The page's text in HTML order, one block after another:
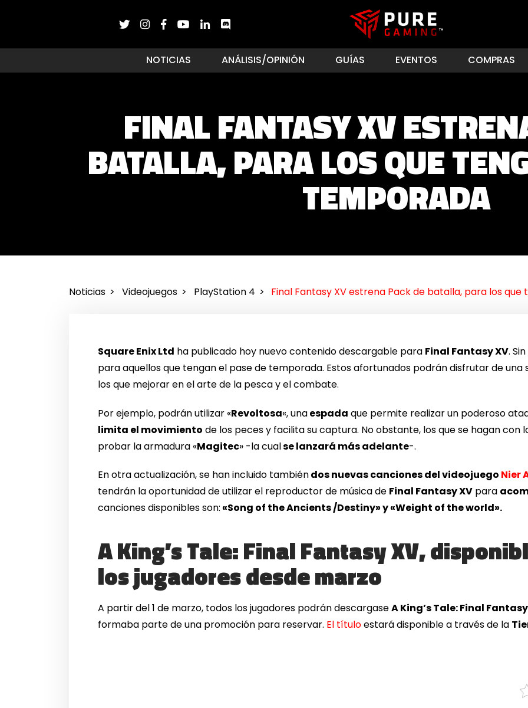
NOTICIAS ANÁLISIS/OPINIÓN GUÍAS EVENTOS COMPRAS
FINAL FANTASY XV
BATALLA, PARA LOS QUE
TEMPORADA
Noticias Videojuegos PlayStation 4 Final Fantasy XV estrena Pack de batalla, para los
Square Enix Ltd ha publicado hoy nuevo contenido descargable para Final Fantasy XV.
para aquellos que tengan el pase de temporada. Estos afortunados podrán disfrutar de una
los que mejorar en el arte de la pesca y el combate.
Por ejemplo, podrán utilizar «Revoltosa«, unaespada que permite realizar un poderoso
limita el movimiento de los peces y facilita su captura. No obstante, los que se hagan con
probar la armadura «Magitec» -la cualse lanzará más adelante-.
En otra actualización, se han incluido tambiéndos nuevas canciones del videojuego Nier
tendrán la oportunidad de utilizar el reproductor de música de Final Fantasy XV para
canciones disponibles son: «Song of the Ancients /Destiny» y «Weight of the world».
A King’s Tale: Final Fantasy XV,
los jugadores desde marzo
A partir del 1 de marzo, todos los jugadores podrán descargaseA King’s Tale: Final
formaba parte de una promoción para reservar. El títuloestará disponible a través de la